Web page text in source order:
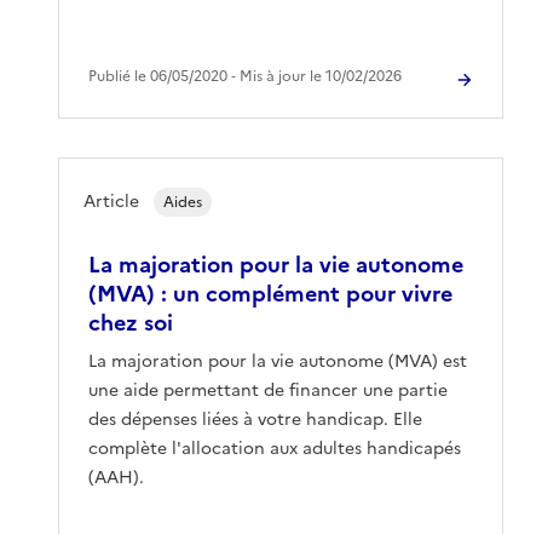
Publié le 06/05/2020 ‐ Mis à jour le 10/02/2026
La majoration pour la vie autonome
(MVA) : un complément pour vivre
chez soi
La majoration pour la vie autonome (MVA) est
une aide permettant de financer une partie
des dépenses liées à votre handicap. Elle
complète l'allocation aux adultes handicapés
(AAH).
Article Aides